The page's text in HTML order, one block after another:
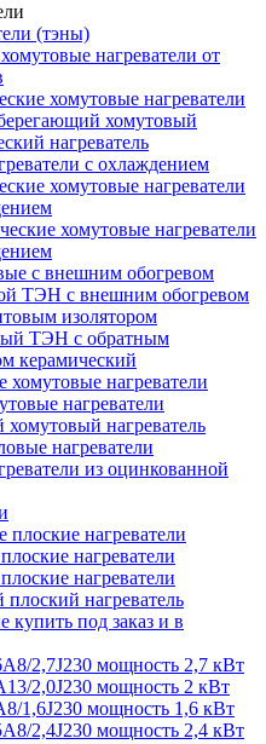
(тэны)
нагреватели от
хомутовые нагреватели
хомутовый
нагреватель
с охлаждением
хомутовые нагреватели
хомутовые нагреватели
с внешним обогревом
ТЭН с внешним обогревом
изолятором
ТЭН с обратным
керамический
хомутовые нагреватели
нагреватели
нагреватель
нагреватели
из оцинкованной
плоские нагреватели
нагреватели
нагреватели
нагреватель
под заказ и в
2,7J230 мощность 2,7 кВт
2,0J230 мощность 2 кВт
1,6J230 мощность 1,6 кВт
2,4J230 мощность 2,4 кВт